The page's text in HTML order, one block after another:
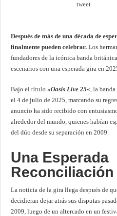
tweet
Después de más de una década de
finalmente pueden celebrar. Los
fundadores de la icónica banda
escenarios con una esperada gira en
Bajo el título«Oasis Live 25«, la
el 4 de julio de 2025, marcando su
anuncio ha sido recibido con
alrededor del mundo, quienes habían
del dúo desde su separación en 2009.
Una Esperada
Reconciliación
La noticia de la gira llega después de
decidieran dejar atrás sus disputas
2009, luego de un altercado en un